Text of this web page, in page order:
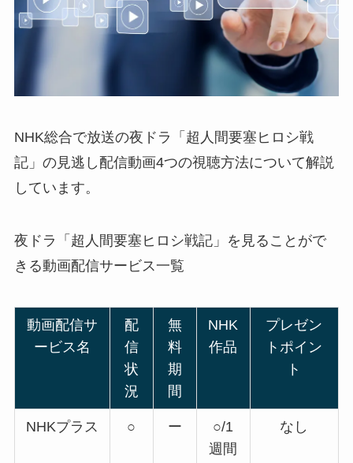
NHK総合で放送の夜ドラ「超人間要塞ヒロシ戦
記」の見逃し配信動画4つの視聴方法について解説
しています。
夜ドラ「超人間要塞ヒロシ戦記」を見ることがで
きる動画配信サービス一覧
動画配信サ
ービス名
配
信
状
況
無
料
期
間
NHK
作品
プレゼン
トポイン
ト
NHKプラス ○ ー
○/1
週間
なし